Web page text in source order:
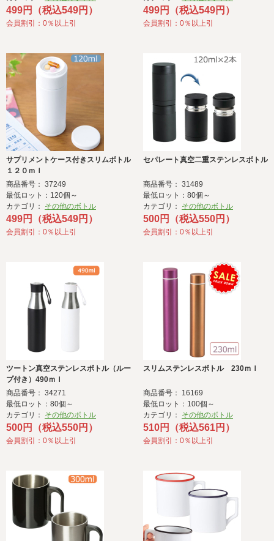
499円（税込549円）
会員割引：0％以上引
499円（税込549円）
会員割引：0％以上引
サプリメントケース付きスリムボトル
１２０ｍｌ
商品番号： 37249
最低ロット：120個～
カテゴリ： その他のボトル
499円（税込549円）
会員割引：0％以上引
セパレート真空二重ステンレスボトル
商品番号： 31489
最低ロット：80個～
カテゴリ： その他のボトル
500円（税込550円）
会員割引：0％以上引
ツートン真空ステンレスボトル（ルー
プ付き）490ｍｌ
商品番号： 34271
最低ロット：80個～
カテゴリ： その他のボトル
500円（税込550円）
会員割引：0％以上引
スリムステンレスボトル 230ｍｌ
商品番号： 16169
最低ロット：100個～
カテゴリ： その他のボトル
510円（税込561円）
会員割引：0％以上引